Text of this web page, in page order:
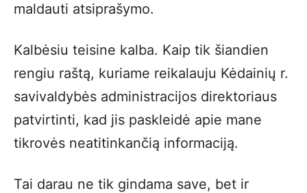
maldauti atsiprašymo.
Kalbėsiu teisine kalba. Kaip tik šiandien
rengiu raštą, kuriame reikalauju Kėdainių r.
savivaldybės administracijos direktoriaus
patvirtinti, kad jis paskleidė apie mane
tikrovės neatitinkančią informaciją.
Tai darau ne tik gindama save, bet ir